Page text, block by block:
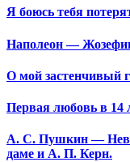
Я боюсь тебя
Наполеон —
О мой застенчивый
Первая любовь в 14
А. С. Пушкин —
даме и А. П. Керн.